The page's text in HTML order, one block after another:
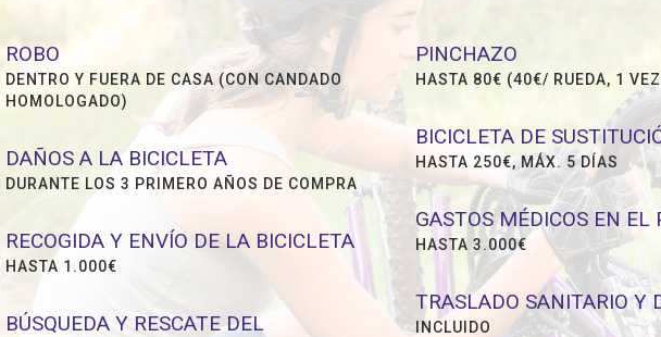
ROBO
DENTRO Y FUERA DE CASA (CON CANDADO
HOMOLOGADO)
DAÑOS A LA BICICLETA
DURANTE LOS 3 PRIMERO AÑOS DE COMPRA
RECOGIDA Y ENVÍO DE LA BICICLETA
HASTA 1.000€
BÚSQUEDA Y RESCATE DEL
PINCHAZO
HASTA 80€ (40€/ RUEDA, 1
BICICLETA DE
HASTA 250€, MÁX. 5 DÍAS
GASTOS MÉDICOS EN EL
HASTA 3.000€
TRASLADO SANITARIO Y
INCLUIDO